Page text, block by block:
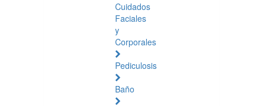
Cuidados
Faciales
y
Corporales
Pediculosis
Baño